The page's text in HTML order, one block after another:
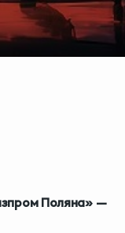
Поляна» —